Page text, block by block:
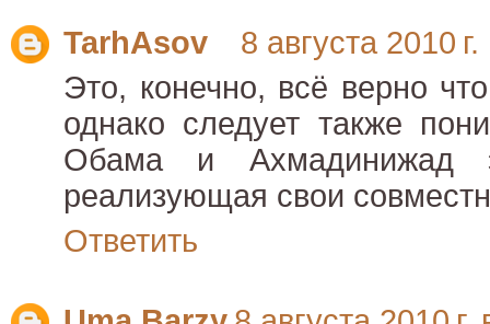
TarhAsov
8 августа 2010
Это, конечно, всё верно
однако следует также
Обама и Ахмадинижад
реализующая свои
Ответить